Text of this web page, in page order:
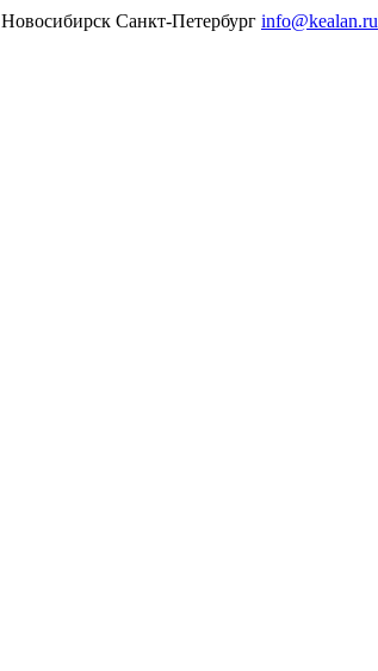
Новосибирск Санкт-Петербург info@kealan.ru